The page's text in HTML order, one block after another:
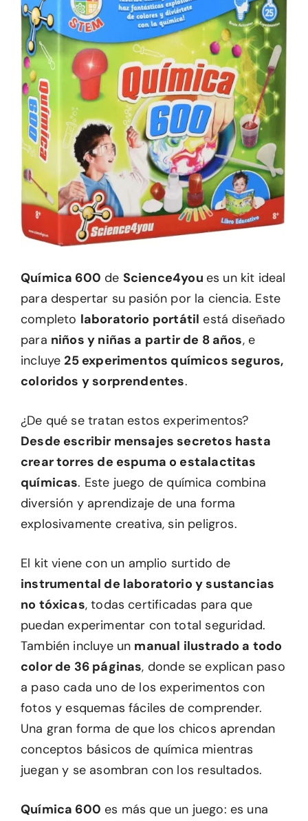
Química 600 de Science4you es un kit ideal
para despertar su pasión por la ciencia. Este
completo laboratorio portátil está diseñado
para niños y niñas a partir de 8 años, e
incluye 25 experimentos químicos seguros,
coloridos y sorprendentes.
¿De qué se tratan estos experimentos?
Desde escribir mensajes secretos hasta
crear torres de espuma o estalactitas
químicas. Este juego de química combina
diversión y aprendizaje de una forma
explosivamente creativa, sin peligros.
El kit viene con un amplio surtido de
instrumental de laboratorio y sustancias
no tóxicas, todas certificadas para que
puedan experimentar con total seguridad.
También incluye un manual ilustrado a todo
color de 36 páginas, donde se explican paso
a paso cada uno de los experimentos con
fotos y esquemas fáciles de comprender.
Una gran forma de que los chicos aprendan
conceptos básicos de química mientras
juegan y se asombran con los resultados.
Química 600 es más que un juego: es una